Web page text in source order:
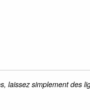
laissez simplement des